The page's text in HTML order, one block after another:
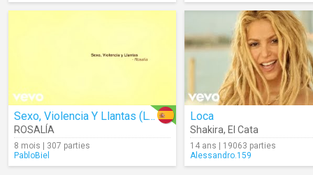
Sexo, Violencia Y Llantas (Lyrics)
ROSALÍA
8 mois | 307 parties
PabloBiel
Loca
Shakira, El Cata
14 ans | 19063 parties
Alessandro.159